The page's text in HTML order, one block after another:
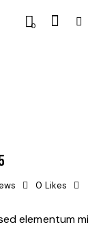
0
0 Likes
elementum mi